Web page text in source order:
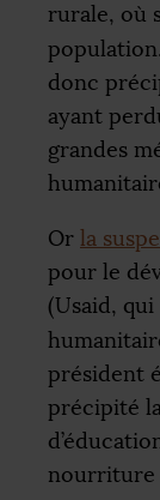
rurale, où
donc
ayant
grandes
Or la
pour le
(Usaid,
président
précipité
nourriture